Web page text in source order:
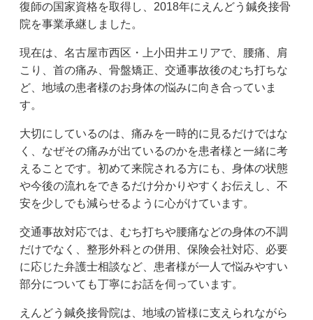
復師の国家資格を取得し、2018年にえんどう鍼灸接骨
院を事業承継しました。
現在は、名古屋市西区・上小田井エリアで、腰痛、肩
こり、首の痛み、骨盤矯正、交通事故後のむち打ちな
ど、地域の患者様のお身体の悩みに向き合っていま
す。
大切にしているのは、痛みを一時的に見るだけではな
く、なぜその痛みが出ているのかを患者様と一緒に考
えることです。初めて来院される方にも、身体の状態
や今後の流れをできるだけ分かりやすくお伝えし、不
安を少しでも減らせるように心がけています。
交通事故対応では、むち打ちや腰痛などの身体の不調
だけでなく、整形外科との併用、保険会社対応、必要
に応じた弁護士相談など、患者様が一人で悩みやすい
部分についても丁寧にお話を伺っています。
えんどう鍼灸接骨院は、地域の皆様に支えられながら